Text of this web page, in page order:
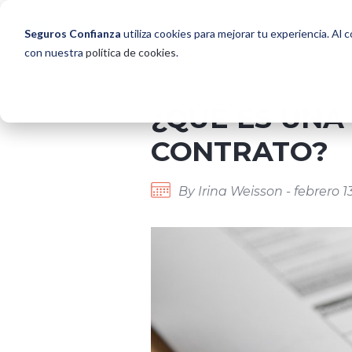
Seguros Confianza utiliza cookies para mejorar tu experiencia. Al
con nuestra política de cookies.
¿QUÉ ES
CONTRATO?
By Irina Weisson - febrero